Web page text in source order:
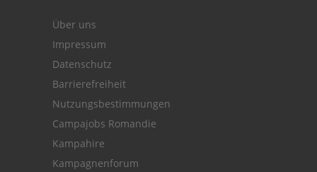
Über uns
Impressum
Datenschutz
Barrierefreiheit
Nutzungsbestimmungen
Campajobs Romandie
Kampahire
Kampagnenforum